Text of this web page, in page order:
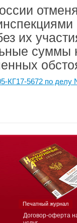
их
суммы
5672 по делу
Договор-оферта
Печатный журнал